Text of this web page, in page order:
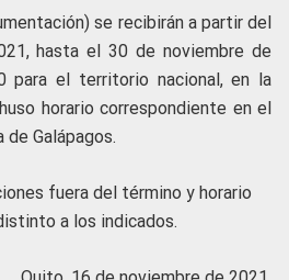
se recibirán a partir del
hasta el 30 de noviembre de
para el territorio nacional, en la
horario correspondiente en el
Galápagos.
fuera del término y horario
a los indicados.